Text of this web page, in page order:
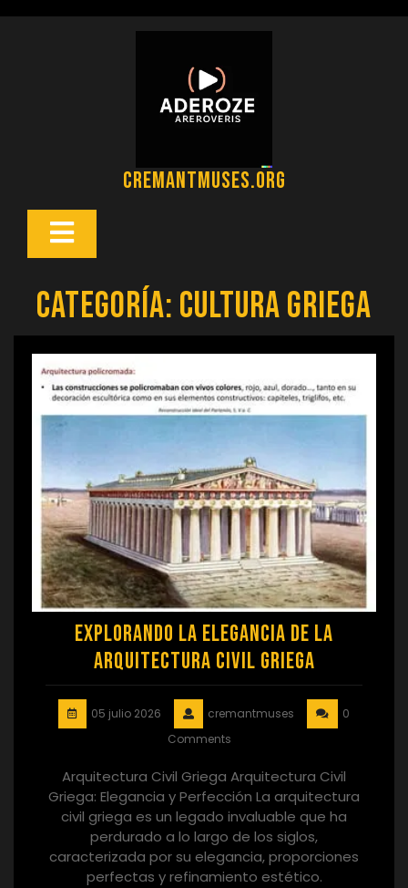
cremantmuses.org
Botón
Categoría: cultura griega
Explorando la Elegancia de la
Arquitectura Civil Griega
05 julio 2026 cremantmuses
0
Comments
Arquitectura Civil Griega Arquitectura Civil
Griega: Elegancia y Perfección La arquitectura
civil griega es un legado invaluable que ha
perdurado a lo largo de los siglos,
caracterizada por su elegancia, proporciones
perfectas y refinamiento estético.